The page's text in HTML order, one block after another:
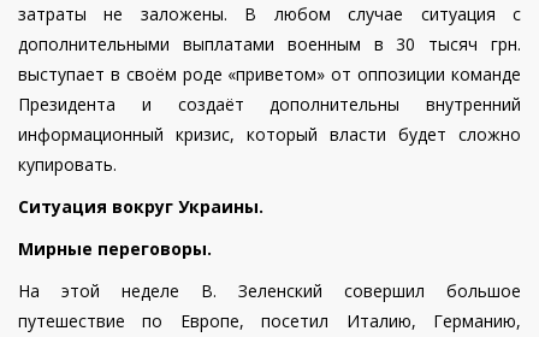
затраты не заложены. В любом случае ситуация с
дополнительными выплатами военным в 30 тысяч грн.
выступает в своём роде «приветом» от оппозиции команде
Президента и создаёт дополнительны внутренний
информационный кризис, который власти будет сложно
купировать.
Ситуация вокруг Украины.
Мирные переговоры.
На этой неделе В. Зеленский совершил большое
путешествие по Европе, посетил Италию, Германию,